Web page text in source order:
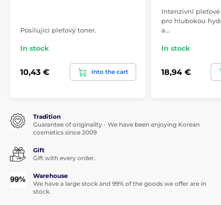
Posilující pleťový toner.
In stock
10,43 € Into the cart
Intenzivní
pro hlubokou
a…
In stock
18,94 €
Tradition
Guarantee of originality - We have been enjoying Korean
cosmetics since 2009
Gift
Gift with every order.
Warehouse
We have a large stock and 99% of the goods we offer are in
stock.